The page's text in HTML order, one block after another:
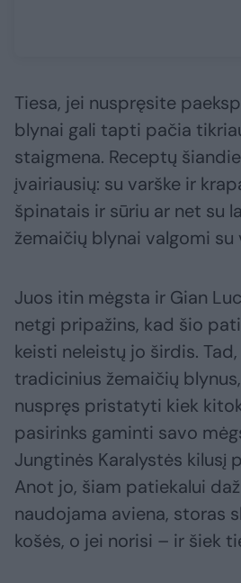
Tiesa, jei nuspręsite
blynai gali tapti pačia
staigmena. Receptų
įvairiausių: su varške ir
špinatais ir sūriu ar net su
žemaičių blynai valgomi su
Juos itin mėgsta ir Gian
netgi pripažins, kad šio
keisti neleistų jo širdis.
tradicinius žemaičių
nuspręs pristatyti kiek
pasirinks gaminti savo
Jungtinės Karalystės kilusį
Anot jo, šiam patiekalui
naudojama aviena, storas
košės, o jei norisi – ir šiek